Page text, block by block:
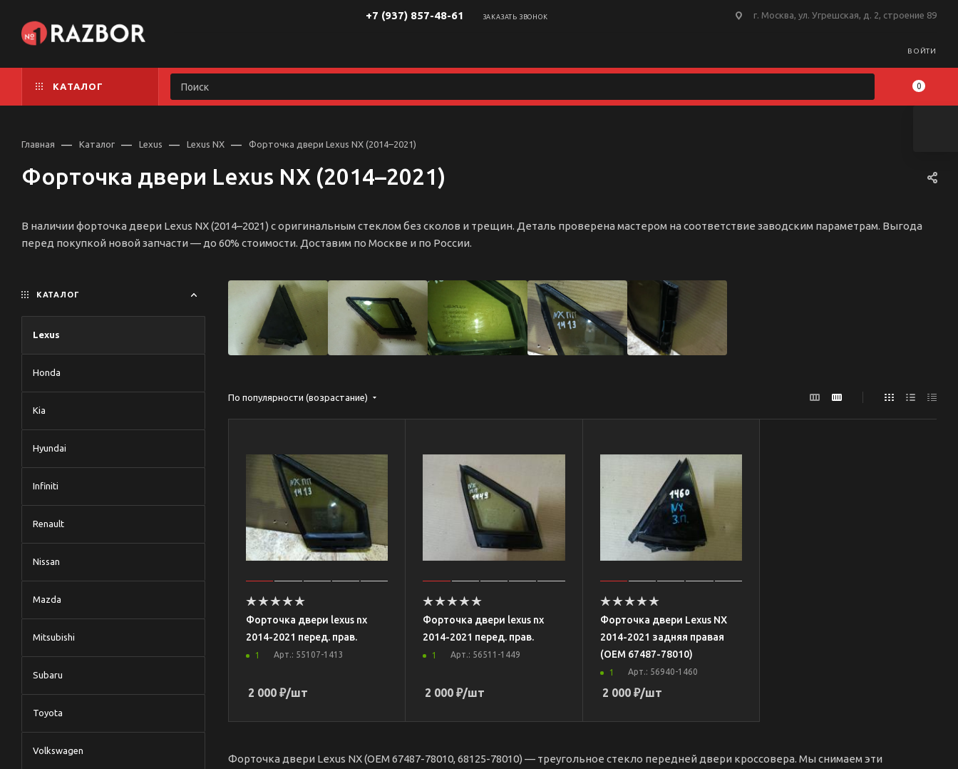
+7 (937) 857-48-61 ЗАКАЗАТЬ ЗВОНОК г. Москва, ул. Угрешская, д. 2, строение 89
ВОЙТИ
КАТАЛОГ 0
Главная — Каталог — Lexus — Lexus NX — Форточка двери Lexus NX (2014–2021)
Форточка двери Lexus NX (2014–2021)
В наличии форточка двери Lexus NX (2014–2021) с оригинальным стеклом без сколов и трещин. Деталь проверена мастером на соответствие заводским параметрам. Выгода
перед покупкой новой запчасти — до 60% стоимости. Доставим по Москве и по России.
По популярности (возрастание)
Форточка двери lexus nx
2014-2021 перед. прав.
1 Арт.: 55107-1413
2 000 ₽/шт
Форточка двери lexus nx
2014-2021 перед. прав.
1 Арт.: 56511-1449
2 000 ₽/шт
Форточка двери Lexus NX
2014-2021 задняя правая
(OEM 67487-78010)
1 Арт.: 56940-1460
2 000₽/шт
Форточка двери Lexus NX (OEM 67487-78010, 68125-78010) — треугольное стекло передней двери кроссовера. Мы снимаем эти
КАТАЛОГ
Lexus
Honda
Kia
Hyundai
Infiniti
Renault
Nissan
Mazda
Mitsubishi
Subaru
Toyota
Volkswagen